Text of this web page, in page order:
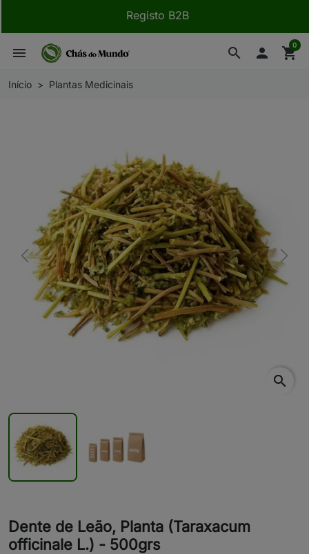
Registo B2B
search
menu  shopping_cart
0
Início Plantas Medicinais
Previous Next
search
Dente de Leão, Planta (Taraxacum
officinale L.) - 500grs